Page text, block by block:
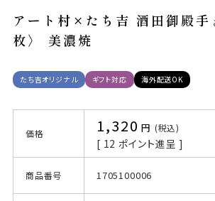
アート村×たち吉 酒田御殿手
枚〉 美濃焼
たち吉オリジナル ギフト対応 海外配送OK
価格 1,320 税込
[ 12 ポイント進呈 ]
商品番号 1705100006